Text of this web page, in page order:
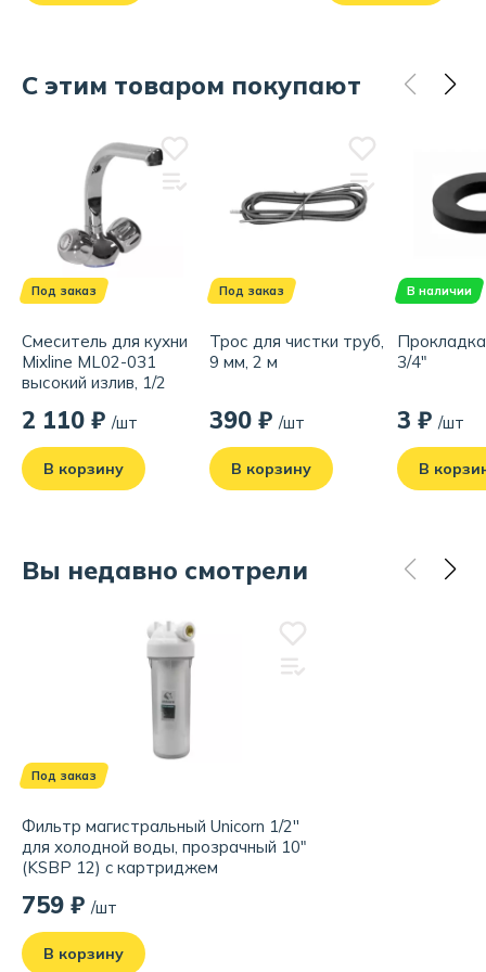
С этим товаром покупают
Под заказ
Смеситель для кухни
Mixline ML02-031
высокий излив, 1/2
2 110 ₽ /шт
В корзину
Под заказ
Трос для чистки труб,
9 мм, 2 м
390 ₽ /шт
В корзину
В наличии
3/4"
3 ₽ /шт
В
Вы недавно смотрели
Под заказ
Фильтр магистральный Unicorn 1/2''
для холодной воды, прозрачный 10"
(KSBP 12) c картриджем
759 ₽ /шт
В корзину